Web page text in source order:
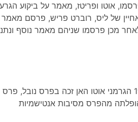
פרסמו, אוטו ופריטז, מאמר על ביקוע
של ליס, רוברט פריש, פרסם מאמר
ב- 1944 הגרמני אוטו האן זכה בפרס נובל,